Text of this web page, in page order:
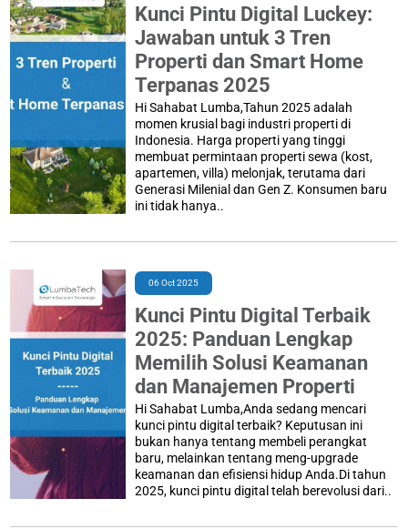
Kunci Pintu Digital Luckey:
Jawaban untuk 3 Tren
Properti dan Smart Home
Terpanas 2025
Hi Sahabat Lumba,Tahun 2025 adalah
momen krusial bagi industri properti di
Indonesia. Harga properti yang tinggi
membuat permintaan properti sewa (kost,
apartemen, villa) melonjak, terutama dari
Generasi Milenial dan Gen Z. Konsumen baru
ini tidak hanya..
06 Oct 2025
Kunci Pintu Digital Terbaik
2025: Panduan Lengkap
Memilih Solusi Keamanan
dan Manajemen Properti
Hi Sahabat Lumba,Anda sedang mencari
kunci pintu digital terbaik? Keputusan ini
bukan hanya tentang membeli perangkat
baru, melainkan tentang meng-upgrade
keamanan dan efisiensi hidup Anda.Di tahun
2025, kunci pintu digital telah berevolusi dari..